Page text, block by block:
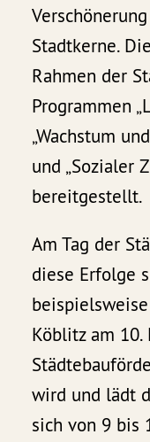
Stadtkerne.
Rahmen der
Programmen
„Wachstum
und „Sozialer
bereitgestellt.
Am Tag der
diese Erfolge
Köblitz am
wird und lädt
sich von 9 bis